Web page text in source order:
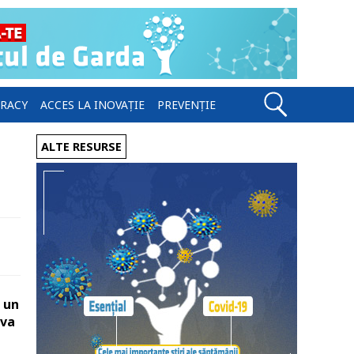
ACCES LA INOVAȚIE PREVENȚIE
ALTE RESURSE